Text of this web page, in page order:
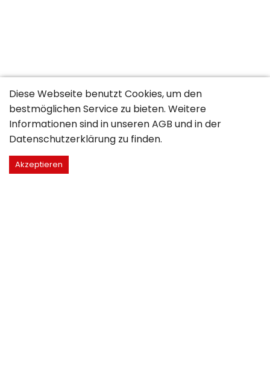
Diese Webseite benutzt Cookies, um den
bestmöglichen Service zu bieten. Weitere
Informationen sind in unserenAGB und in der
Datenschutzerklärung zu finden.
Akzeptieren